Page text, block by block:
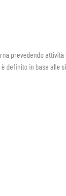
prevedendo
definito in base alle